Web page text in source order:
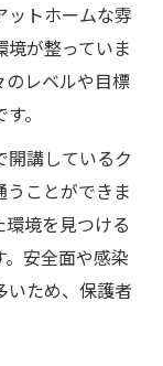
ための準備
自信をつけ
ダンス学び
ダンスレ
POPを身近
ットホームな雰
が整っていま
のレベルや目標
。
開講しているク
ことができま
境を見つける
安全面や感染
いため、保護者